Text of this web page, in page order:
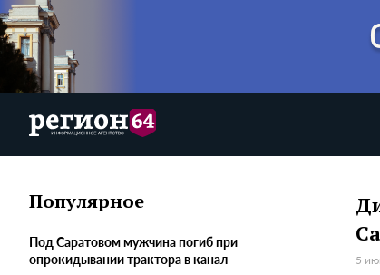
Популярное
Под Саратовом мужчина погиб при
опрокидывании трактора в канал
5